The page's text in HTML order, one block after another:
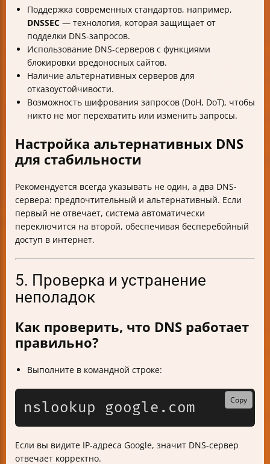
Поддержка современных стандартов, например,
DNSSEC — технология, которая защищает от
подделки DNS-запросов.
Использование DNS-серверов с функциями
блокировки вредоносных сайтов.
Наличие альтернативных серверов для
отказоустойчивости.
Возможность шифрования запросов (DoH, DoT), чтобы
никто не мог перехватить или изменить запросы.
Настройка альтернативных DNS
для стабильности
Рекомендуется всегда указывать не один, а два DNS-
сервера: предпочтительный и альтернативный. Если
первый не отвечает, система автоматически
переключится на второй, обеспечивая бесперебойный
доступ в интернет.
5. Проверка и устранение
неполадок
Как проверить, что DNS работает
правильно?
Выполните в командной строке:
Copy
Если вы видите IP-адреса Google, значит DNS-сервер
отвечает корректно.